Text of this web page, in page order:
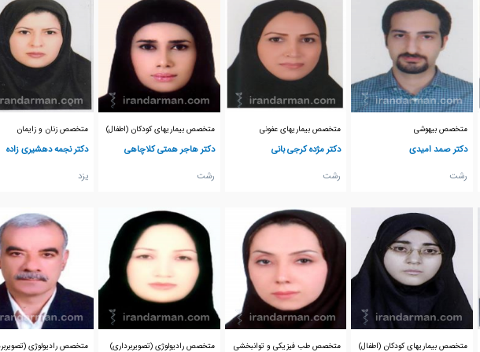
متخصص بیهوشی
دکتر صمد امیدی
رشت
متخصص بیماریهای عفونی
دکتر مژده کرجی بانی
رشت
متخصص بیماریهای کودکان (اطفال)
دکتر هاجر همتی کلاچاهی
رشت
متخصص زنان و زایمان
دکتر نجمه دهشیری زاده
يزد
متخصص بیماریهای کودکان (اطفال) متخصص طب فیزیکی و توانبخشی متخصص رادیولوژی (تصویربرداری) متخصص رادیولوژی